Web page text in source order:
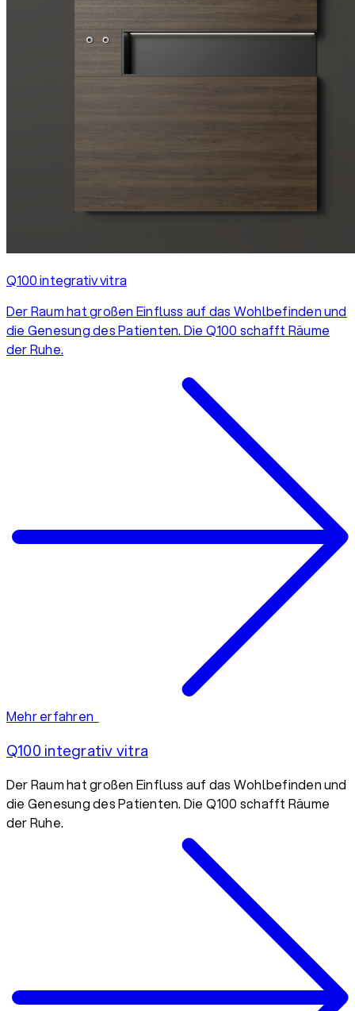
Q100 integrativ vitra
Der Raum hat großen Einfluss auf das Wohlbefinden und
die Genesung des Patienten. Die Q100 schafft Räume
der Ruhe.
Mehr erfahren
Q100 integrativ vitra
Der Raum hat großen Einfluss auf das Wohlbefinden und
die Genesung des Patienten. Die Q100 schafft Räume
der Ruhe.